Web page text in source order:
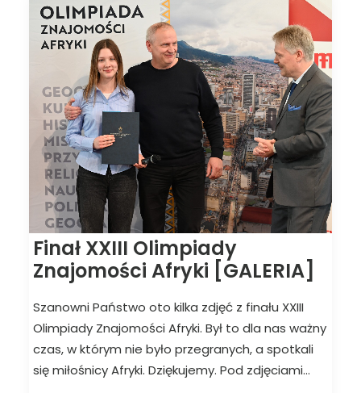
Finał XXIII Olimpiady
Znajomości Afryki [GALERIA]
Szanowni Państwo oto kilka zdjęć z finału XXIII
Olimpiady Znajomości Afryki. Był to dla nas ważny
czas, w którym nie było przegranych, a spotkali
się miłośnicy Afryki. Dziękujemy. Pod zdjęciami…